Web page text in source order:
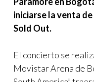
iniciarse la venta
Sold Out.
El concierto se
Movistar Arena de